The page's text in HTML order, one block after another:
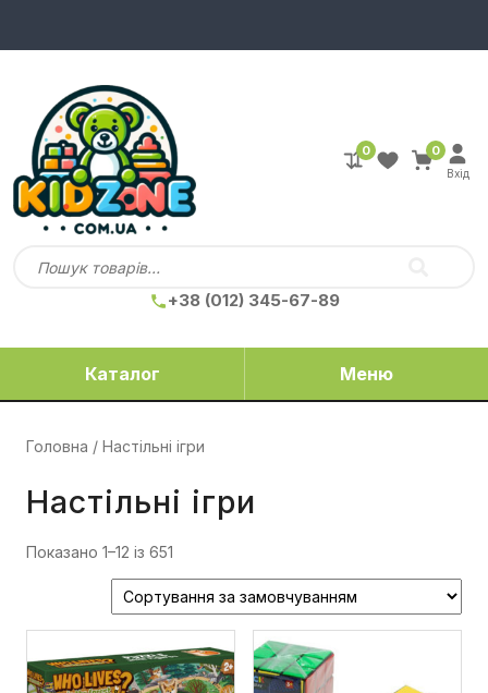
+38 (012) 345-67-89
0 0
Вхід
Каталог Меню
Головна / Настільні ігри
Настільні ігри
Показано 1–12 із 651